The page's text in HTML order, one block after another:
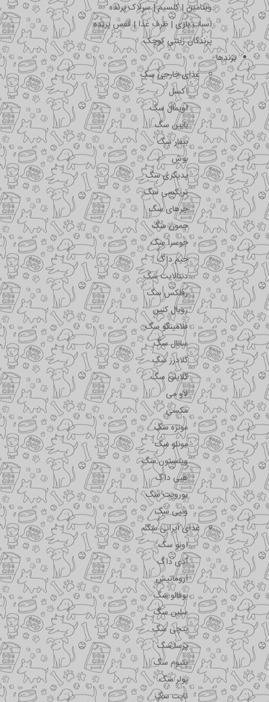
ویتامین | کلسیم | سرلاک پرنده
اسباب بازی | ظرف غذا | قفس پرنده
پرندگان زینتی کوچک
برندها
غذای خارجی سگ
اکسل
اویمال سگ
بابین سگ
بیفار سگ
بوش
پدیگری سگ
تریکسی سگ
جرهای سگ
جمون سگ
جوسرا سگ
جیم داگ
دنتالایت سگ
رفلکس سگ
رویال کنین
فلامینگو سگ
سانال سگ
کلادرز سگ
کلاینی سگ
لاو می
مکسی
مونژه سگ
مونلو سگ
وینستون سگ
هپی داگ
یوروپت سگ
ونپی سگ
غذای ایرانی سگ
اونو سگ
آدی داگ
اروماتیش
بوفالو سگ
سلبن سگ
پتچی سگ
پرسا سگ
پتیوم سگ
پولر سگ
تاپت سگ